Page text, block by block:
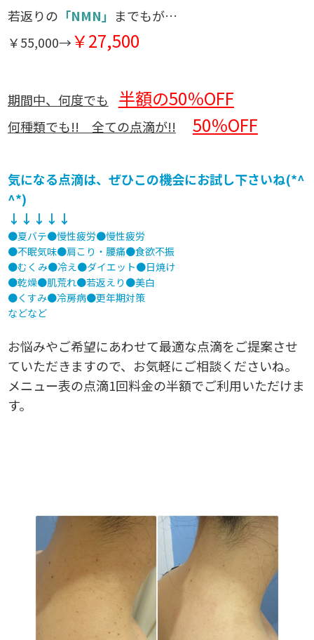
若返りの 「NMN」 までもが…
￥55,000→￥27,500
期間中、何度でも 半額の50％OFF
何種類でも!! 全ての点滴が!! 50％OFF
気になる点滴は、ぜひこの機会にお試し下さいね(*^
^*)
↓↓↓↓↓
●夏バテ●慢性疲労●慢性疲労
●不眠気味●肩こり・腰痛●食欲不振
●むくみ●冷え●ダイエット●日焼け
●乾燥●肌荒れ●若返えり●美白
●くすみ●冷房病●更年期対策
などなど
お悩みやご希望にあわせて最適な点滴をご提案させ
ていただきますので、お気軽にご相談くださいね。
メニュー表の点滴1回料金の半額でご利用いただけま
す。